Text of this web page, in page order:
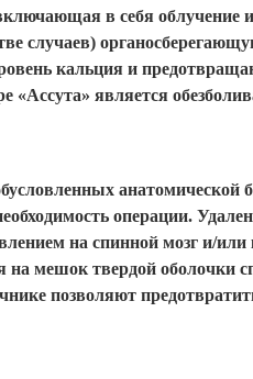
в себя облучение
случаев)
кальция и
является
анатомической
операции.
на спинной мозг и/
мешок твердой оболочки
позволяют